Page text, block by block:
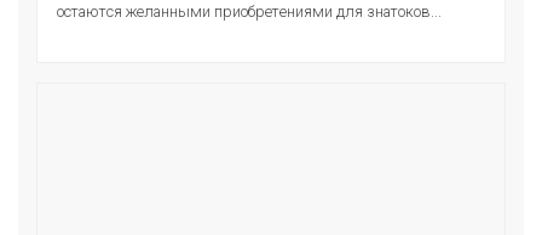
остаются желанными приобретениями для знатоков...